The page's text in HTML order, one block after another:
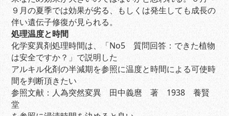
９月の夏季では効果が劣る、もしくは発生しても成長の
伴い遺伝子修復が見られる。
処理温度と時間
化学変異剤処理時間は、「No5 質問回答：できた植物
は安全ですか？」で説明した
アルキル化剤の半減期を参照に温度と時間による可使時
間を判断頂きたい
参照文献：人為突然変異 田中義麿 著 1938 養賢
堂